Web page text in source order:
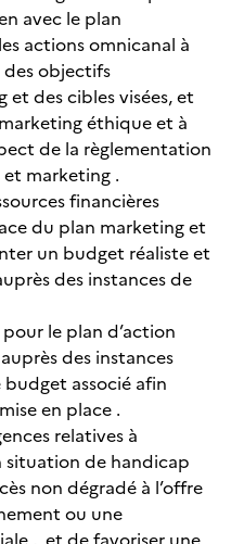
avec le plan
actions omnicanal à
objectifs
des cibles visées, et
éthique et à
de la règlementation
marketing .
financières
du plan marketing et
un budget réaliste et
des instances de
le plan d’action
des instances
budget associé afin
en place .
relatives à
situation de handicap
non dégradé à l’offre
ou une